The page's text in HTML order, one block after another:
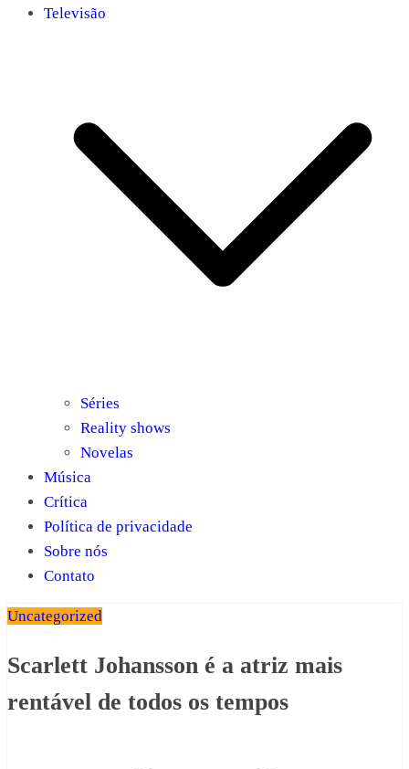
Televisão
Séries
Reality shows
Novelas
Música
Crítica
Política de privacidade
Sobre nós
Contato
Uncategorized
Scarlett Johansson é a atriz mais
rentável de todos os tempos